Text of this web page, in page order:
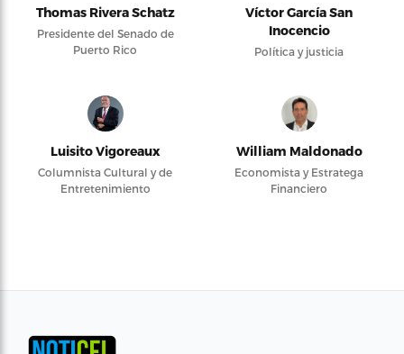
Thomas Rivera Schatz
Presidente del Senado de
Puerto Rico
Víctor García San
Inocencio
Política y justicia
Luisito Vigoreaux
Columnista Cultural y de
Entretenimiento
William Maldonado
Economista y Estratega
Financiero